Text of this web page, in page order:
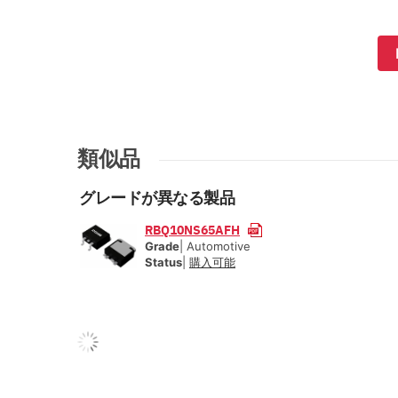
類似品
グレードが異なる製品
RBQ10NS65AFH
Grade | Automotive
Status 購入可能